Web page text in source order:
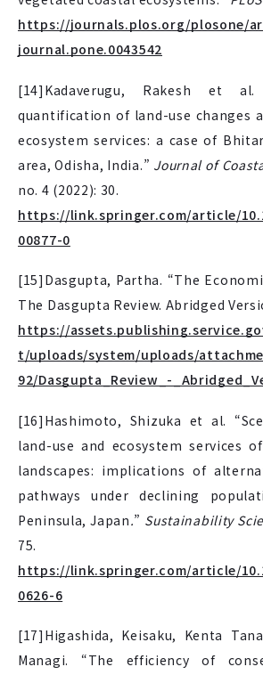
https://journals.plos.org/plosone/
journal.pone.0043542
[14]Kadaverugu, Rakesh et al.
quantification of land-use changes
ecosystem services: a case of
area, Odisha, India.” Journal of
no. 4 (2022): 30.
https://link.springer.com/article/
00877-0
[15]Dasgupta, Partha. “The
The Dasgupta Review. Abridged
https://
t/uploads/system/uploads/
92/Dasgupta_Review_-
[16]Hashimoto, Shizuka et al.
land-use and ecosystem services
landscapes: implications of
pathways under declining
Peninsula, Japan.” Sustainability
75.
https://link.springer.com/article/
0626-6
[17]Higashida, Keisaku, Kenta
Managi. “The efficiency of